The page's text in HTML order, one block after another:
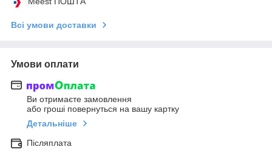
Всі умови доставки
Умови оплати
Ви отримаєте замовлення
або гроші повернуться на вашу картку
Детальніше
Післяплата